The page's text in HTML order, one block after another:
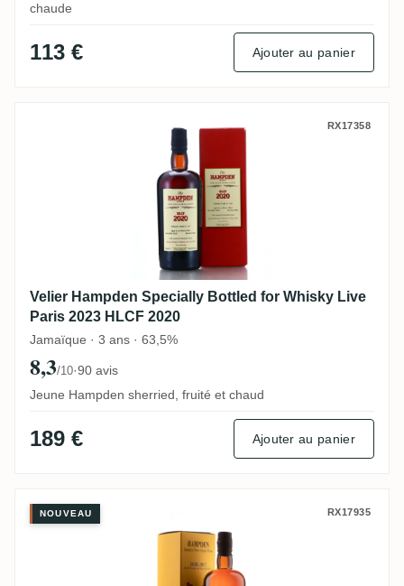
chaude
113 € Ajouter au panier
Velier Hampden Specially Bottled for
RX17358
Velier Hampden Specially Bottled for Whisky Live
Paris 2023 HLCF 2020
Jamaïque · 3 ans · 63,5%
8,3/10·90 avis
Jeune Hampden sherried, fruité et chaud
189 € Ajouter au panier
Habitation Velier Hampden Spirits in the
NOUVEAU RX17935